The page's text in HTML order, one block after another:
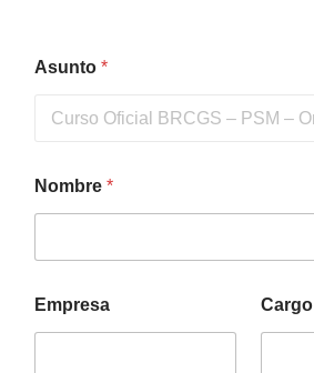
Asunto *
Nombre *
Empresa Cargo